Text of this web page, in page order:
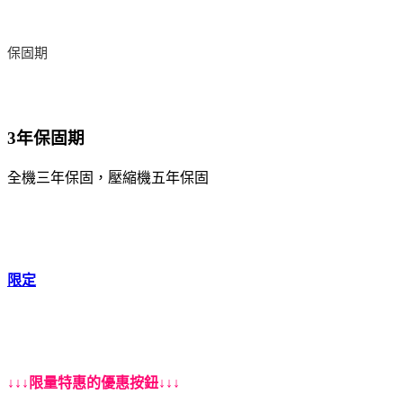
保固期
3年保固期
全機三年保固，壓縮機五年保固
限定
↓↓↓限量特惠的優惠按鈕↓↓↓